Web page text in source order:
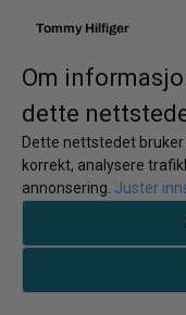
Tommy Hilfiger
D-Ring Webbing
450,-
På lager
Kjøp
Om
dette
Dette nettstedet
korrekt, analysere
annonsering. Juster